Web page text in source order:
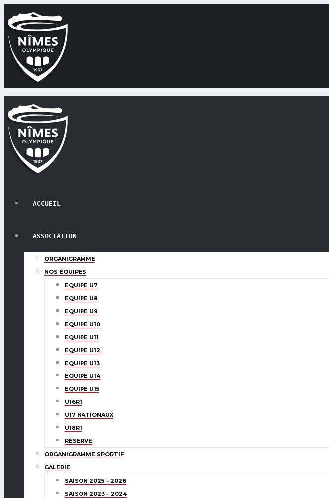
ACCUEIL
ASSOCIATION
ORGANIGRAMME
NOS ÉQUIPES
EQUIPE U7
EQUIPE U8
EQUIPE U9
EQUIPE U10
EQUIPE U11
EQUIPE U12
EQUIPE U13
EQUIPE U14
EQUIPE U15
U16R1
U17 NATIONAUX
U18R1
RÉSERVE
ORGANIGRAMME SPORTIF
GALERIE
SAISON 2025 – 2026
SAISON 2023 – 2024